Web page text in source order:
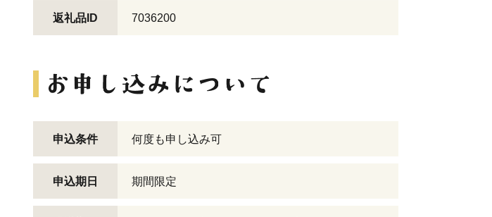
返礼品ID 7036200
申込条件 何度も申し込み可
申込期日 期間限定